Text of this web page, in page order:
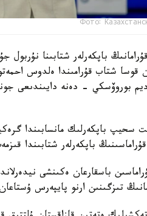
Фото:
باپكەرلەر شتابىنا
قوسا شتاب قۇرامىندا ەلدوس
بوروۆسكي - دەنە دايىندىعى
سحيپ باپكەرلىك مانسابىندا
باپكەرلەر شتابىندا
تىزگىنىن ارنو پايپەرس